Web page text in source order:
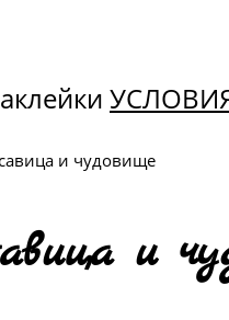
и чудовище
и